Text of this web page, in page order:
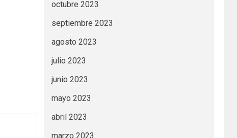
octubre 2023
septiembre 2023
agosto 2023
julio 2023
junio 2023
mayo 2023
abril 2023
marzo 2023